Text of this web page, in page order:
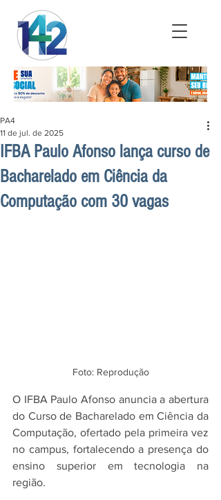
IFBA Paulo Afonso lança curso de
Bacharelado em Ciência da
Computação com 30 vagas
PA4
11 de jul. de 2025
Foto: Reprodução
O IFBA Paulo Afonso anuncia a abertura
do Curso de Bacharelado em Ciência da
Computação, ofertado pela primeira vez
no campus, fortalecendo a presença do
ensino superior em tecnologia na
região.